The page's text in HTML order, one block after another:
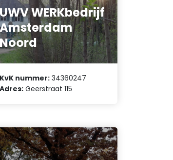
UWV WERKbedrijf
Amsterdam
Noord
KvK nummer: 34360247
Adres: Geerstraat 115